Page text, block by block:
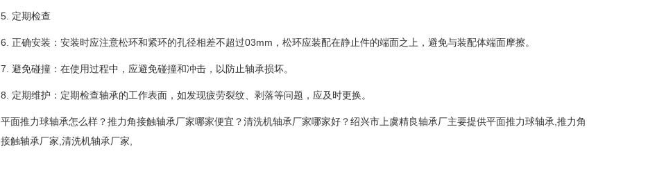
5. 定期检查
6. 正确安装：安装时应注意松环和紧环的孔径相差不超过03mm，松环应装配在静止件的端面之上，避免与装配体端面摩擦。
7. 避免碰撞：在使用过程中，应避免碰撞和冲击，以防止轴承损坏。
8. 定期维护：定期检查轴承的工作表面，如发现疲劳裂纹、剥落等问题，应及时更换。
平面推力球轴承怎么样？推力角接触轴承厂家哪家便宜？清洗机轴承厂家哪家好？绍兴市上虞精良轴承厂主要提供平面推力球轴承,推力角
接触轴承厂家,清洗机轴承厂家,